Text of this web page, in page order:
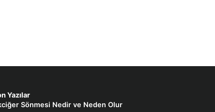
Yazılar
Sönmesi Nedir ve Neden Olur